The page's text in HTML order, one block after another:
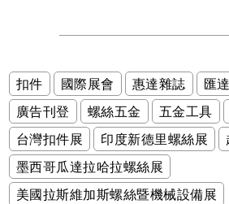
扣件 國際展會 惠達雜誌 匯
廣告刊登
螺絲五金 五金工具
台灣扣件展
印度新德里螺絲展
墨西哥瓜達拉哈拉螺絲展
美國拉斯維加斯螺絲暨機械設備展